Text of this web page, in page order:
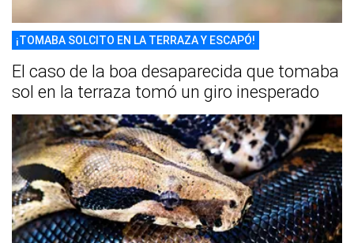
¡TOMABA SOLCITO EN LA TERRAZA Y ESCAPÓ!
El caso de la boa desaparecida que tomaba
sol en la terraza tomó un giro inesperado